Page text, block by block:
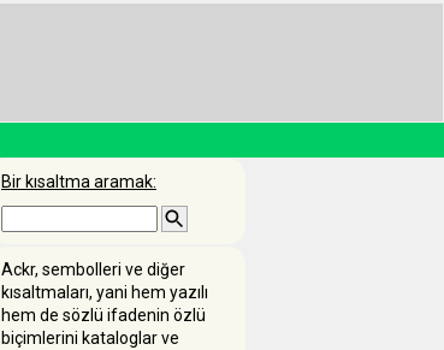
Bir kısaltma aramak:
Ackr, sembolleri ve diğer
kısaltmaları, yani hem yazılı
hem de sözlü ifadenin özlü
biçimlerini kataloglar ve